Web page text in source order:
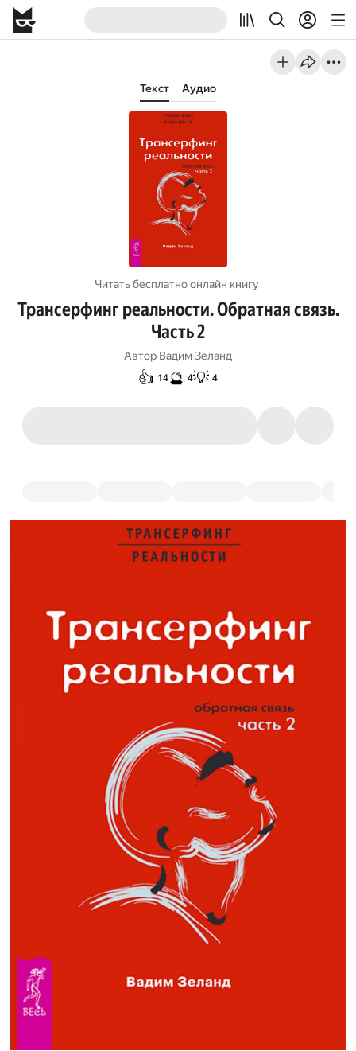
Текст Аудио
Читать бесплатно онлайн книгу
Трансерфинг реальности. Обратная связь.
Часть 2
Автор Вадим Зеланд
👍 14🔮 4💡 4